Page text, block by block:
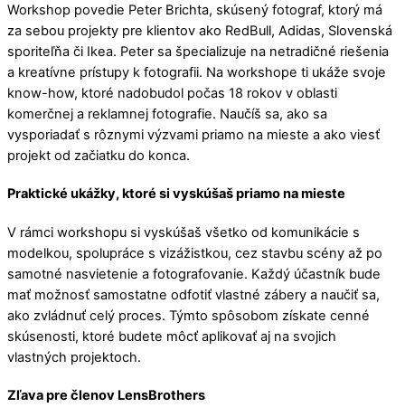
Workshop povedie Peter Brichta, skúsený fotograf, ktorý má
za sebou projekty pre klientov ako RedBull, Adidas, Slovenská
sporiteľňa či Ikea. Peter sa špecializuje na netradičné riešenia
a kreatívne prístupy k fotografii. Na workshope ti ukáže svoje
know-how, ktoré nadobudol počas 18 rokov v oblasti
komerčnej a reklamnej fotografie. Naučíš sa, ako sa
vysporiadať s rôznymi výzvami priamo na mieste a ako viesť
projekt od začiatku do konca.
Praktické ukážky, ktoré si vyskúšaš priamo na mieste
V rámci workshopu si vyskúšaš všetko od komunikácie s
modelkou, spolupráce s vizážistkou, cez stavbu scény až po
samotné nasvietenie a fotografovanie. Každý účastník bude
mať možnosť samostatne odfotiť vlastné zábery a naučiť sa,
ako zvládnuť celý proces. Týmto spôsobom získate cenné
skúsenosti, ktoré budete môcť aplikovať aj na svojich
vlastných projektoch.
Zľava pre členov LensBrothers